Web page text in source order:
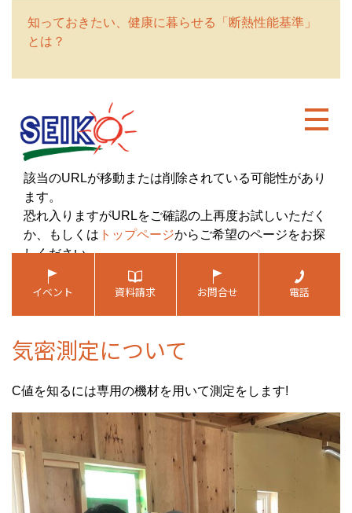
知っておきたい、健康に暮らせる「断熱性能基準」
とは？
気密測定について
C値を知るには専用の機材を用いて測定をします!